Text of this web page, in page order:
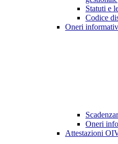
Statuti e
Codice
Oneri
Oneri
Attestazioni